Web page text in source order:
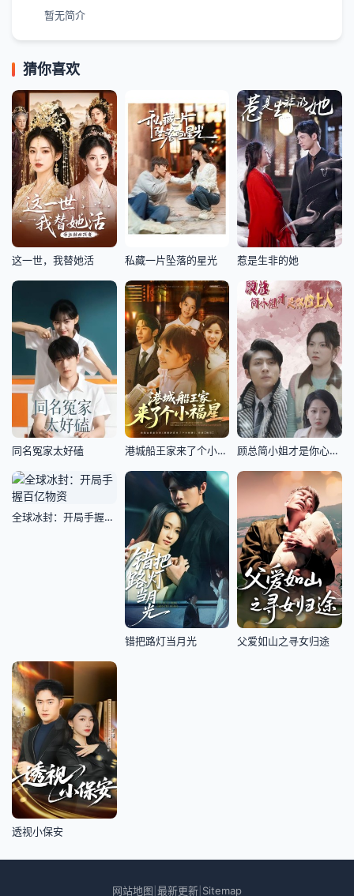
暂无简介
猜你喜欢
这一世，我替她活 私藏一片坠落的星光 惹是生非的她
同名冤家太好磕 港城船王家来了个小福星 顾总简小姐才是你心上人$顾总的甜蜜代驾
全球冰封：开局手握百亿物资
错把路灯当月光 父爱如山之寻女归途
透视小保安
网站地图 最新更新 Sitemap